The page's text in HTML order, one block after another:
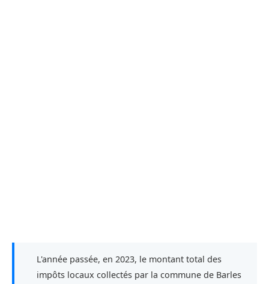
L'année passée, en 2023, le montant total des
impôts locaux collectés par la commune de Barles